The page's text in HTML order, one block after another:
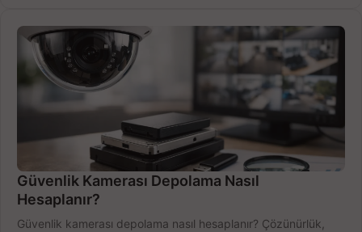
Güvenlik Kamerası Depolama Nasıl
Hesaplanır?
Güvenlik kamerası depolama nasıl hesaplanır? Çözünürlük,